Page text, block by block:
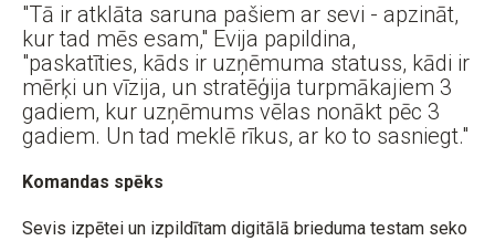
"Tā ir atklāta saruna pašiem ar sevi - apzināt,
kur tad mēs esam," Evija papildina,
"paskatīties, kāds ir uzņēmuma statuss, kādi ir
mērķi un vīzija, un stratēģija turpmākajiem 3
gadiem, kur uzņēmums vēlas nonākt pēc 3
gadiem. Un tad meklē rīkus, ar ko to sasniegt."
Komandas spēks
Sevis izpētei un izpildītam digitālā brieduma testam seko